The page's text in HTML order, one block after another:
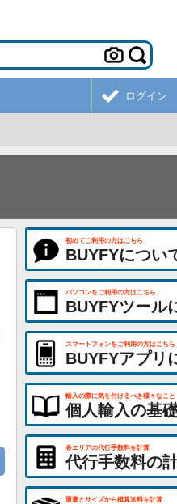
ログイン
初めてご利用の方はこちら
BUYFYについ
パソコンをご利用の方はこちら
BUYFYツール
スマートフォンをご利用の方はこちら
BUYFYアプリ
輸入の際に気を付けるべき様々なこと
個人輸入の基
各エリアの代行手数料を計算
代行手数料の
重量とサイズから概算送料を計算